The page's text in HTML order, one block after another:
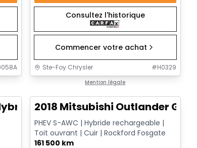
Consultez l'historique
Commencer votre achat
Ste-Foy Chrysler #H0329
Mention légale
Limited
Très bonne offre
2018 Mitsubishi Outlander GT
PHEV S-AWC | Hybride rechargeable |
Toit ouvrant | Cuir | Rockford Fosgate
161 500 km